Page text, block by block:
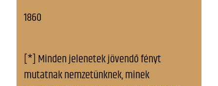
1860
[*] Minden jelenetek jövendő fényt
mutatnak nemzetünknek, minek